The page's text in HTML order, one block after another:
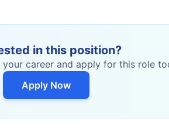
in this position?
career and apply for this role
Apply Now